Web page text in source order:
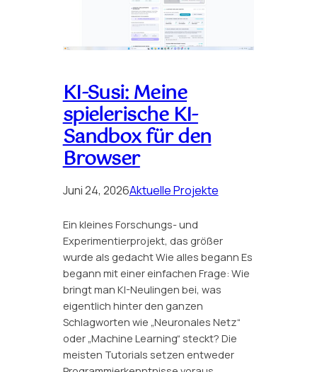
KI-Susi: Meine
spielerische KI-
Sandbox für den
Browser
Juni 24, 2026Aktuelle Projekte
Ein kleines Forschungs- und
Experimentierprojekt, das größer
wurde als gedacht Wie alles begann Es
begann mit einer einfachen Frage: Wie
bringt man KI-Neulingen bei, was
eigentlich hinter den ganzen
Schlagworten wie „Neuronales Netz“
oder „Machine Learning“ steckt? Die
meisten Tutorials setzen entweder